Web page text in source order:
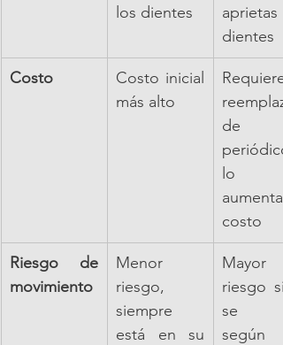
los dientes
aprietas
dientes
Costo
Costo inicial
más alto
Requiere
de
lo
costo
Riesgo de
movimiento
Menor
riesgo,
siempre
está en su
Mayor
riesgo
se
según